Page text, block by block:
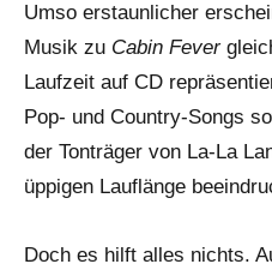
Umso erstaunlicher
Musik zu Cabin Fever
Laufzeit auf CD
Pop- und Country-Songs
der Tonträger von La-La
üppigen Lauflänge
Doch es hilft alles nichts.